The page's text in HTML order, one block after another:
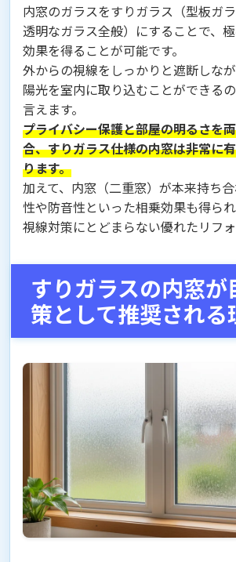
内窓のガラスをすりガラス（型板ガ
透明なガラス全般）にすることで、
効果を得ることが可能です。
外からの視線をしっかりと遮断しな
陽光を室内に取り込むことができる
言えます。
プライバシー保護と部屋の明るさを
合、すりガラス仕様の内窓は非常に
ります。
加えて、内窓（二重窓）が本来持ち
性や防音性といった相乗効果も得ら
視線対策にとどまらない優れたリフォ
すりガラスの内窓が
策として推奨される